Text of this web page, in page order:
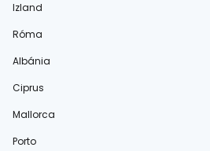
Izland
Róma
Albánia
Ciprus
Mallorca
Porto